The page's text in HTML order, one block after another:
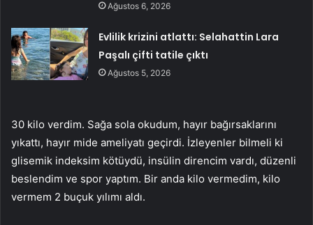
Ağustos 6, 2026
Evlilik krizini atlattı: Selahattin Lara
Paşalı çifti tatile çıktı
Ağustos 5, 2026
30 kilo verdim. Sağa sola okudum, hayır bağırsaklarını
yıkattı, hayır mide ameliyatı geçirdi. İzleyenler bilmeli ki
glisemik indeksim kötüydü, insülin direncim vardı, düzenli
beslendim ve spor yaptım. Bir anda kilo vermedim, kilo
vermem 2 buçuk yılımı aldı.